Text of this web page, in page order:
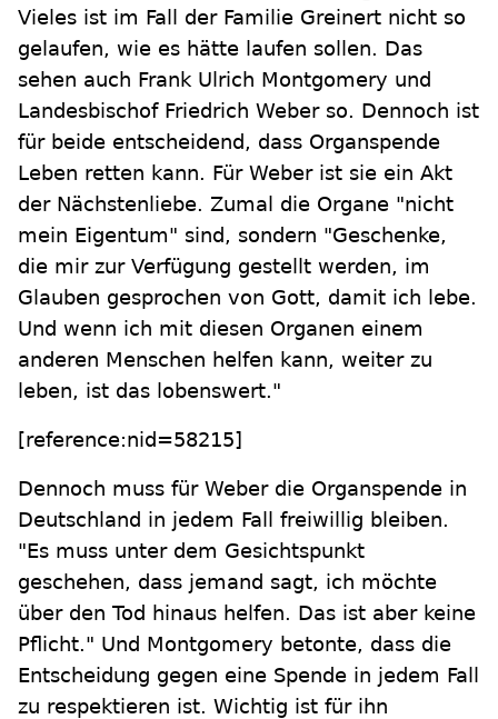
Vieles ist im Fall der Familie Greinert nicht so
gelaufen, wie es hätte laufen sollen. Das
sehen auch Frank Ulrich Montgomery und
Landesbischof Friedrich Weber so. Dennoch ist
für beide entscheidend, dass Organspende
Leben retten kann. Für Weber ist sie ein Akt
der Nächstenliebe. Zumal die Organe "nicht
mein Eigentum" sind, sondern "Geschenke,
die mir zur Verfügung gestellt werden, im
Glauben gesprochen von Gott, damit ich lebe.
Und wenn ich mit diesen Organen einem
anderen Menschen helfen kann, weiter zu
leben, ist das lobenswert."
[reference:nid=58215]
Dennoch muss für Weber die Organspende in
Deutschland in jedem Fall freiwillig bleiben.
"Es muss unter dem Gesichtspunkt
geschehen, dass jemand sagt, ich möchte
über den Tod hinaus helfen. Das ist aber keine
Pflicht." Und Montgomery betonte, dass die
Entscheidung gegen eine Spende in jedem Fall
zu respektieren ist. Wichtig ist für ihn